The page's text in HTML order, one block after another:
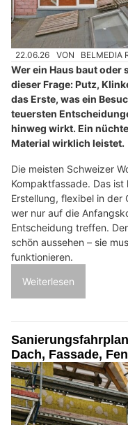
22.06.26 VON BELMEDIA
Wer ein Haus baut
dieser Frage: Putz,
das Erste, was ein
teuersten
hinweg wirkt. Ein
Material wirklich leistet.
Die meisten Schweizer
Kompaktfassade. Das
Erstellung, flexibel in
wer nur auf die
Entscheidung treffen.
schön aussehen – sie
funktionieren.
Weiterlesen
Dach, Fassade,